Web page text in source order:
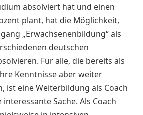
absolviert hat und einen
plant, hat die Möglichkeit,
„Erwachsenenbildung“ als
deutschen
Für alle, die bereits als
Kenntnisse aber weiter
ist eine Weiterbildung als Coach
Sache. Als Coach